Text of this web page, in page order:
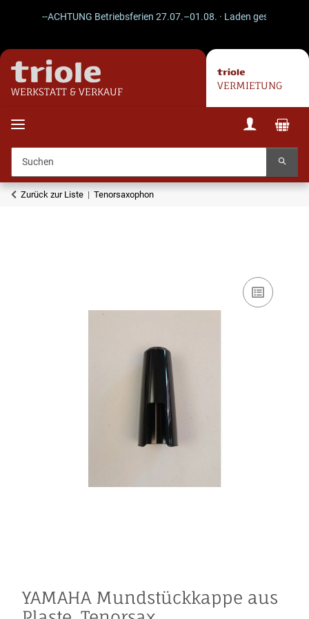
--ACHTUNG Betriebsferien 27.07.–01.08. · Laden geschlossen ·
WERKSTATT & VERKAUF
VERMIETUNG
Zurück zur Liste Tenorsaxophon
YAMAHA Mundstückkappe aus